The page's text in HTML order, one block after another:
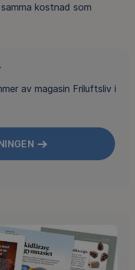
kostnad som
av magasin Friluftsliv i